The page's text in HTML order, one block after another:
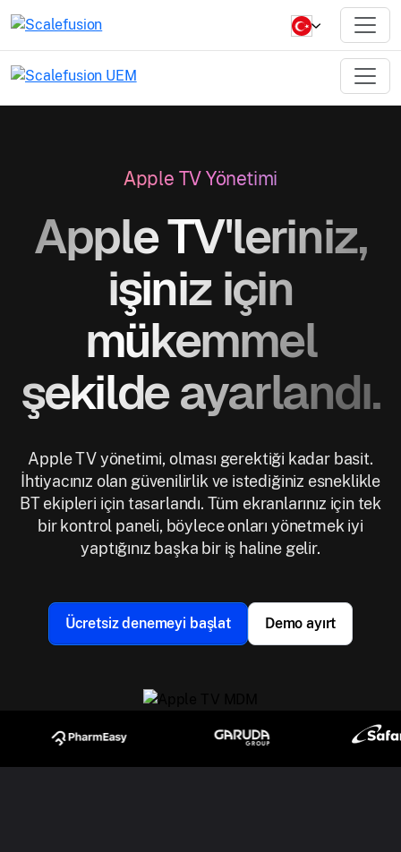
Apple TV Yönetimi
Apple TV'leriniz,
işiniz için
mükemmel
şekilde ayarlandı.
Apple TV yönetimi, olması gerektiği kadar basit.
İhtiyacınız olan güvenilirlik ve istediğiniz esneklikle
BT ekipleri için tasarlandı. Tüm ekranlarınız için tek
bir kontrol paneli, böylece onları yönetmek iyi
yaptığınız başka bir iş haline gelir.
Ücretsiz denemeyi başlat Demo ayırt